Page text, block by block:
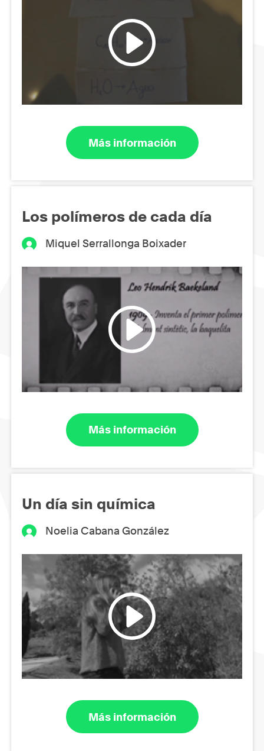
Más información
Los polímeros de cada día
Miquel Serrallonga Boixader
Más información
Un día sin química
Noelia Cabana González
Más información